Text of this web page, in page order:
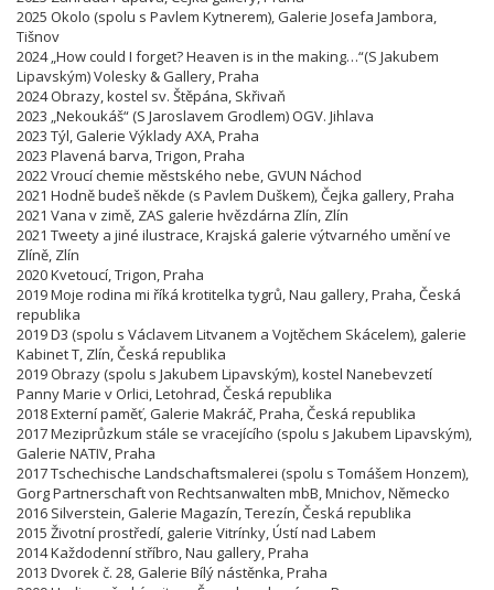
2025 Okolo (spolu s Pavlem Kytnerem), Galerie Josefa Jambora,
Tišnov
2024 „How could I forget? Heaven is in the making…“(S Jakubem
Lipavským) Volesky & Gallery, Praha
2024 Obrazy, kostel sv. Štěpána, Skřivaň
2023 „Nekoukáš“ (S Jaroslavem Grodlem) OGV. Jihlava
2023 Týl, Galerie Výklady AXA, Praha
2023 Plavená barva, Trigon, Praha
2022 Vroucí chemie městského nebe, GVUN Náchod
2021 Hodně budeš někde (s Pavlem Duškem), Čejka gallery, Praha
2021 Vana v zimě, ZAS galerie hvězdárna Zlín, Zlín
2021 Tweety a jiné ilustrace, Krajská galerie výtvarného umění ve
Zlíně, Zlín
2020 Kvetoucí, Trigon, Praha
2019 Moje rodina mi říká krotitelka tygrů, Nau gallery, Praha, Česká
republika
2019 D3 (spolu s Václavem Litvanem a Vojtěchem Skácelem), galerie
Kabinet T, Zlín, Česká republika
2019 Obrazy (spolu s Jakubem Lipavským), kostel Nanebevzetí
Panny Marie v Orlici, Letohrad, Česká republika
2018 Externí paměť, Galerie Makráč, Praha, Česká republika
2017 Meziprůzkum stále se vracejícího (spolu s Jakubem Lipavským),
Galerie NATIV, Praha
2017 Tschechische Landschaftsmalerei (spolu s Tomášem Honzem),
Gorg Partnerschaft von Rechtsanwalten mbB, Mnichov, Německo
2016 Silverstein, Galerie Magazín, Terezín, Česká republika
2015 Životní prostředí, galerie Vitrínky, Ústí nad Labem
2014 Každodenní stříbro, Nau gallery, Praha
2013 Dvorek č. 28, Galerie Bílý nástěnka, Praha